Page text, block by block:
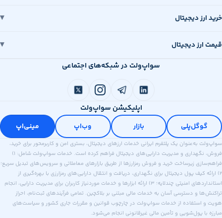
خرید ارز دیجیتال
قیمت ارز دیجیتال
سواپ‌ولت در شبکه‌های اجتماعی
اپلیکیشن سواپ‌ولت
گوگل‌پلی بازار وب‌اپ مینی‌اپ
سواپ‌ولت به‌عنوان یک پلتفرم ایرانی خدمات ارزهای دیجیتال، بستری امن و کاربرمحور برای خرید،
فروش، نگهداری و مدیریت دارایی‌های دیجیتال فراهم کرده است. خدمات سواپ‌ولت شامل: ۱)
فراهم‌سازی زیرساخت خرید و فروش رمزارزها از طریق بازارهای معاملاتی و سرویس‌های تبدیل سریع؛
۲) ارائه کیف پول دیجیتال برای نگهداری، دریافت و انتقال دارایی‌های رمزارزی با بهره‌گیری از
استانداردهای امنیتی چندلایه؛ ۳) ارائه ابزارها و خدمات موردنیاز کاربران برای مدیریت دارایی، انجام
تراکنش‌ها و دسترسی آسان به خدمات مالی مبتنی بر بلاکچین. تمامی فرآیندهای ثبت‌نام، احراز
هویت و استفاده از خدمات سواپ‌ولت در چارچوب قوانین و مقررات جاری کشور و سیاست‌های
مبارزه با پول‌شویی و تأمین مالی غیرقانونی انجام می‌شود.